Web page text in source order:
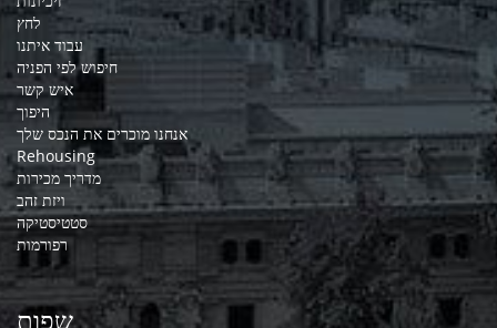
לחץ
עבוד איתנו
חיפוש לפי הפניה
איש קשר
היפוך
אנחנו מוכרים את הנכס שלך
Rehousing
מדריך מכירות
ויזת זהב
סטטיסטיקה
רפורמות
שפות